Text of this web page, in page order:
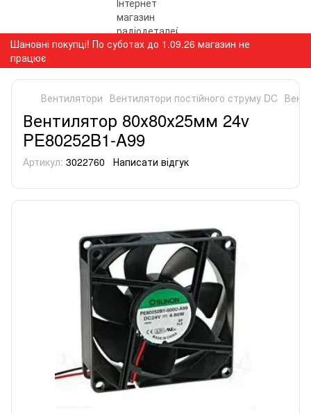
Шановні покупці! По суботах до 1.09.26 магазин не
працює
Вентилятори Вентилятори постійного струму DC
Вентилятор 80х80х25мм 24v
PE80252B1-A99
Артикул: 3022760 Написати відгук